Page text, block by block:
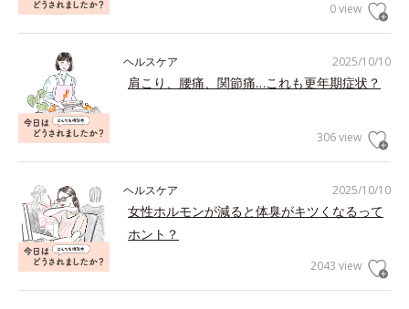
0 view
2025/10/10
ヘルスケア
肩こり、腰痛、関節痛…これも更年期症状？
306 view
2025/10/10
ヘルスケア
女性ホルモンが減ると体臭がキツくなるって
ホント？
2043 view